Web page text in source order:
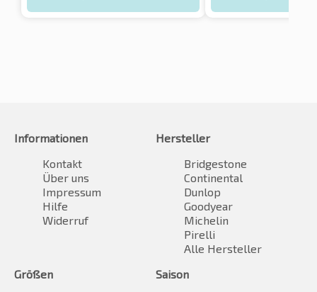
Informationen
Kontakt
Über uns
Impressum
Hilfe
Widerruf
Hersteller
Bridgestone
Continental
Dunlop
Goodyear
Michelin
Pirelli
Alle Hersteller
Größen
Saison